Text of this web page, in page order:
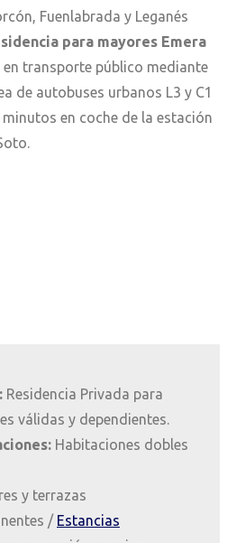
Fuenlabrada y Leganés
para mayores Emera
transporte público mediante
de autobuses urbanos L3 y C1
en coche de la estación
Residencia Privada para
válidas y dependientes.
Habitaciones dobles
y terrazas
/ Estancias